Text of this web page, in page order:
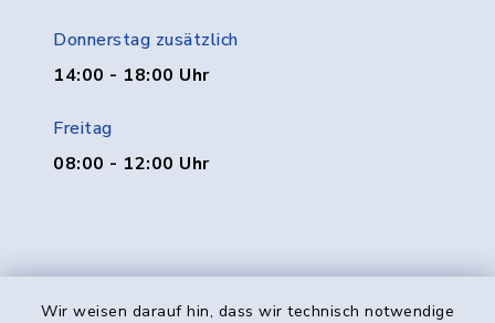
Wir weisen darauf hin, dass wir technisch notwendige
Donnerstag zusätzlich
14:00 - 18:00 Uhr
Freitag
08:00 - 12:00 Uhr